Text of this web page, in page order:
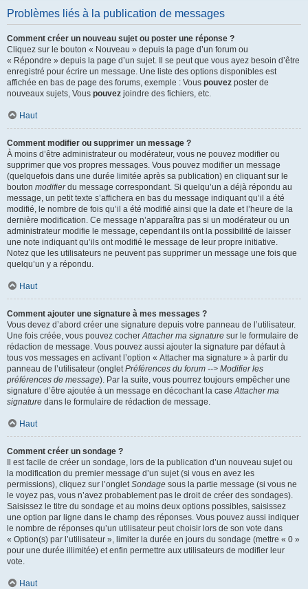
Problèmes liés à la publication de messages
Comment créer un nouveau sujet ou poster une réponse ?
Cliquez sur le bouton « Nouveau » depuis la page d’un forum ou
« Répondre » depuis la page d’un sujet. Il se peut que vous ayez besoin d’être
enregistré pour écrire un message. Une liste des options disponibles est
affichée en bas de page des forums, exemple : Vous pouvez poster de
nouveaux sujets, Vous pouvez joindre des fichiers, etc.
Haut
Comment modifier ou supprimer un message ?
À moins d’être administrateur ou modérateur, vous ne pouvez modifier ou
supprimer que vos propres messages. Vous pouvez modifier un message
(quelquefois dans une durée limitée après sa publication) en cliquant sur le
bouton modifierdu message correspondant. Si quelqu’un a déjà répondu au
message, un petit texte s’affichera en bas du message indiquant qu’il a été
modifié, le nombre de fois qu’il a été modifié ainsi que la date et l’heure de la
dernière modification. Ce message n’apparaîtra pas si un modérateur ou un
administrateur modifie le message, cependant ils ont la possibilité de laisser
une note indiquant qu’ils ont modifié le message de leur propre initiative.
Notez que les utilisateurs ne peuvent pas supprimer un message une fois que
quelqu’un y a répondu.
Haut
Comment ajouter une signature à mes messages ?
Vous devez d’abord créer une signature depuis votre panneau de l’utilisateur.
Une fois créée, vous pouvez cocherAttacher ma signature sur le formulaire de
rédaction de message. Vous pouvez aussi ajouter la signature par défaut à
tous vos messages en activant l’option « Attacher ma signature » à partir du
panneau de l’utilisateur (ongletPréférences du forum --> Modifier les
préférences de message). Par la suite, vous pourrez toujours empêcher une
signature d’être ajoutée à un message en décochant la caseAttacher ma
signature dans le formulaire de rédaction de message.
Haut
Comment créer un sondage ?
Il est facile de créer un sondage, lors de la publication d’un nouveau sujet ou
la modification du premier message d’un sujet (si vous en avez les
permissions), cliquez sur l’ongletSondage sous la partie message (si vous ne
le voyez pas, vous n’avez probablement pas le droit de créer des sondages).
Saisissez le titre du sondage et au moins deux options possibles, saisissez
une option par ligne dans le champ des réponses. Vous pouvez aussi indiquer
le nombre de réponses qu’un utilisateur peut choisir lors de son vote dans
« Option(s) par l’utilisateur », limiter la durée en jours du sondage (mettre « 0 »
pour une durée illimitée) et enfin permettre aux utilisateurs de modifier leur
vote.
Haut